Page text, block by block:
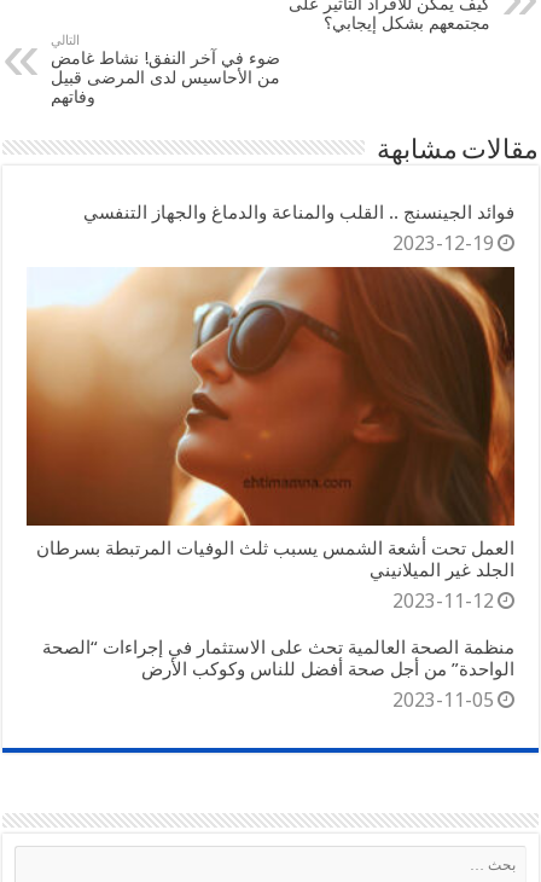
مجتمعهم بشكل إيجابي؟
التالي
ضوء في آخر النفق! نشاط غامض
من الأحاسيس لدى المرضى قبيل
وفاتهم
مقالات مشابهة
فوائد الجينسنج .. القلب والمناعة والدماغ والجهاز التنفسي
2023-12-19
العمل تحت أشعة الشمس يسبب ثلث الوفيات المرتبطة بسرطان
الجلد غير الميلانيني
2023-11-12
منظمة الصحة العالمية تحث على الاستثمار في إجراءات “الصحة
الواحدة” من أجل صحة أفضل للناس وكوكب الأرض
2023-11-05